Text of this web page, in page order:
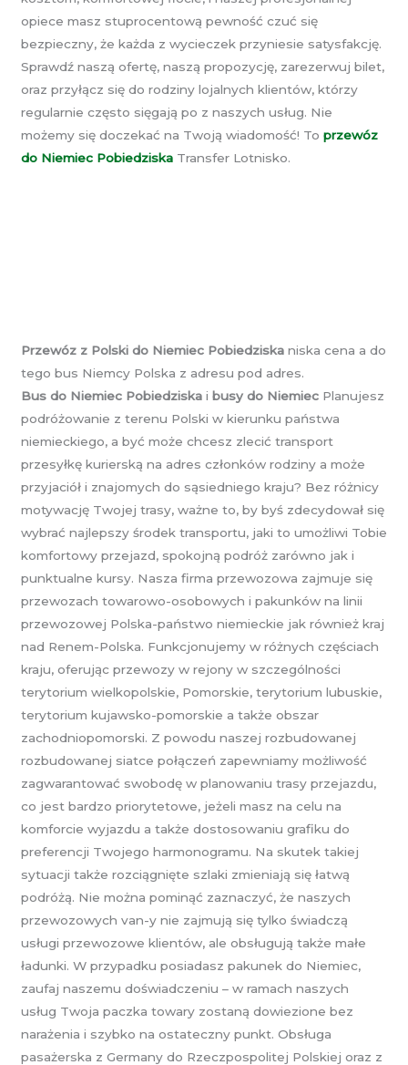
opiece masz stuprocentową pewność czuć się
bezpieczny, że każda z wycieczek przyniesie satysfakcję.
Sprawdź naszą ofertę, naszą propozycję, zarezerwuj bilet,
oraz przyłącz się do rodziny lojalnych klientów, którzy
regularnie często sięgają po z naszych usług. Nie
możemy się doczekać na Twoją wiadomość! To przewóz
do Niemiec Pobiedziska Transfer Lotnisko.
Przewóz z Polski do Niemiec Pobiedziska niska cena a do
tego bus Niemcy Polska z adresu pod adres.
Bus do Niemiec Pobiedziska i busy do Niemiec Planujesz
podróżowanie z terenu Polski w kierunku państwa
niemieckiego, a być może chcesz zlecić transport
przesyłkę kurierską na adres członków rodziny a może
przyjaciół i znajomych do sąsiedniego kraju? Bez różnicy
motywację Twojej trasy, ważne to, by byś zdecydował się
wybrać najlepszy środek transportu, jaki to umożliwi Tobie
komfortowy przejazd, spokojną podróż zarówno jak i
punktualne kursy. Nasza firma przewozowa zajmuje się
przewozach towarowo-osobowych i pakunków na linii
przewozowej Polska-państwo niemieckie jak również kraj
nad Renem-Polska. Funkcjonujemy w różnych częściach
kraju, oferując przewozy w rejony w szczególności
terytorium wielkopolskie, Pomorskie, terytorium lubuskie,
terytorium kujawsko-pomorskie a także obszar
zachodniopomorski. Z powodu naszej rozbudowanej
rozbudowanej siatce połączeń zapewniamy możliwość
zagwarantować swobodę w planowaniu trasy przejazdu,
co jest bardzo priorytetowe, jeżeli masz na celu na
komforcie wyjazdu a także dostosowaniu grafiku do
preferencji Twojego harmonogramu. Na skutek takiej
sytuacji także rozciągnięte szlaki zmieniają się łatwą
podróżą. Nie można pominąć zaznaczyć, że naszych
przewozowych van-y nie zajmują się tylko świadczą
usługi przewozowe klientów, ale obsługują także małe
ładunki. W przypadku posiadasz pakunek do Niemiec,
zaufaj naszemu doświadczeniu – w ramach naszych
usług Twoja paczka towary zostaną dowiezione bez
narażenia i szybko na ostateczny punkt. Obsługa
pasażerska z Germany do Rzeczpospolitej Polskiej oraz z